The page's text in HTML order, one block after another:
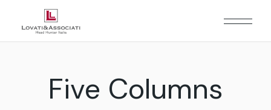
Five Columns